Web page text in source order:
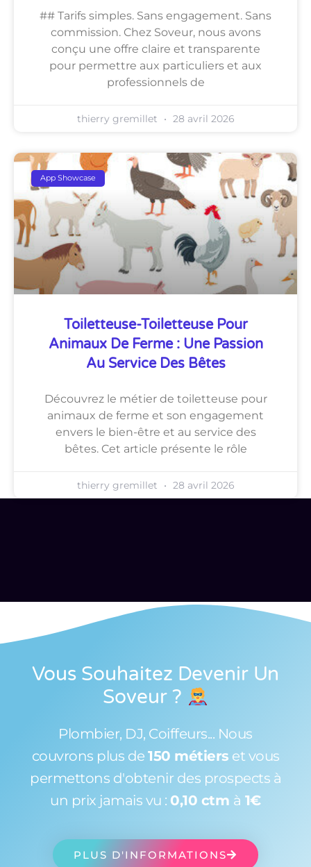
## Tarifs simples. Sans engagement. Sans
commission. Chez Soveur, nous avons
conçu une offre claire et transparente
pour permettre aux particuliers et aux
professionnels de
thierry gremillet 28 avril 2026
App Showcase
Toiletteuse-Toiletteuse Pour
Animaux De Ferme : Une Passion
Au Service Des Bêtes
Découvrez le métier de toiletteuse pour
animaux de ferme et son engagement
envers le bien-être et au service des
bêtes. Cet article présente le rôle
thierry gremillet 28 avril 2026
Vous Souhaitez Devenir Un
Soveur ?
Plombier, DJ, Coiffeurs... Nous
couvrons plus de 150 métiers et vous
permettons d'obtenir des prospects à
un prix jamais vu : 0,10 ctm à 1€
PLUS D'INFORMATIONS